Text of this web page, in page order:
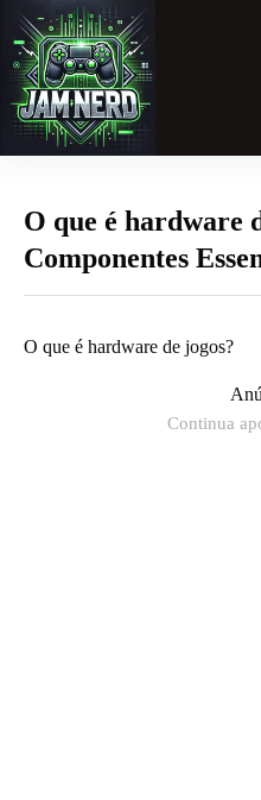
para
conteúdo
O que é hardware
Componentes
O que é hardware de jogos?
Continua